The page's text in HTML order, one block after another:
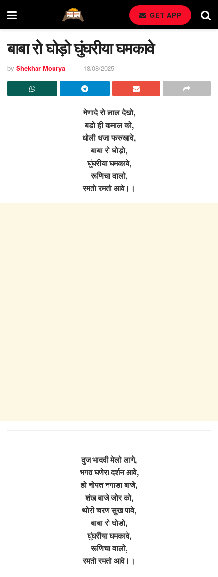
GET APP
बाबा रो घोड़ो घुंघरीया घमकावे
by Shekhar Mourya 18/08/2025
मेणादे रो लाल देखो,
बडो ही कमाल को,
धोली धजा फरुखावे,
बाबा रो घोड़ो,
घुंघरीया घमकावे,
रूणिचा वालो,
रमतो रमतो आवे।।
दुज भादवी मेलो लागे,
भगत घणेरा दर्शन आवे,
हो नोपत नगाडा बाजे,
शंख बाजे जोर को,
थोरी चरण सुख पावे,
बाबा रो घोडो,
घुंघरीया घमकावे,
रूणिचा वालो,
रमतो रमतो आवे।।